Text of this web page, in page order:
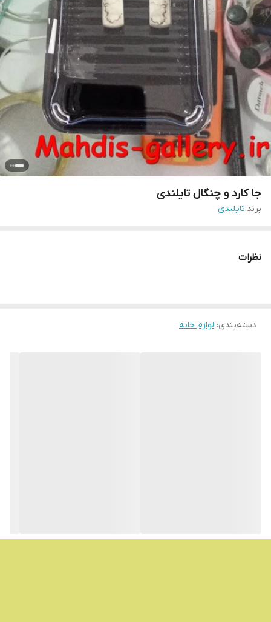
جا کارد و چنگال تایلندی
برند:تایلندی
نظرات
دسته‌بندی: لوازم خانه